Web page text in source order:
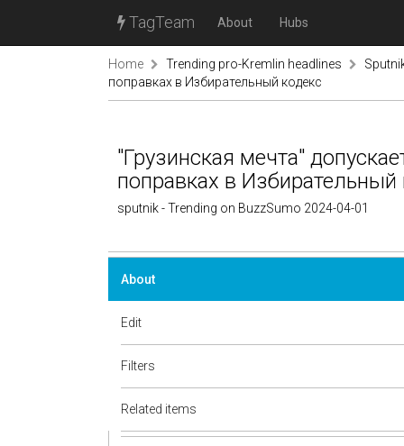
TagTeam About Hubs
Home Trending pro-Kremlin headlines
поправках в Избирательный кодекс
"Грузинская мечта"
поправках в Избирательный
sputnik - Trending on BuzzSumo 2024-04-01
About
Edit
Filters
Related items